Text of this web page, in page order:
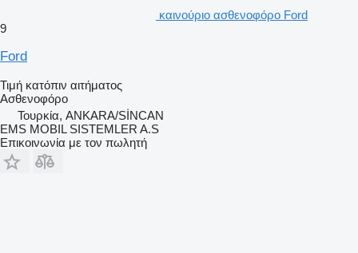
καινούριο ασθενοφόρο Ford
9
Ford
Τιμή κατόπιν αιτήματος
Ασθενοφόρο
Τουρκία, ANKARA/SİNCAN
EMS MOBIL SISTEMLER A.S
Επικοινωνία με τον πωλητή